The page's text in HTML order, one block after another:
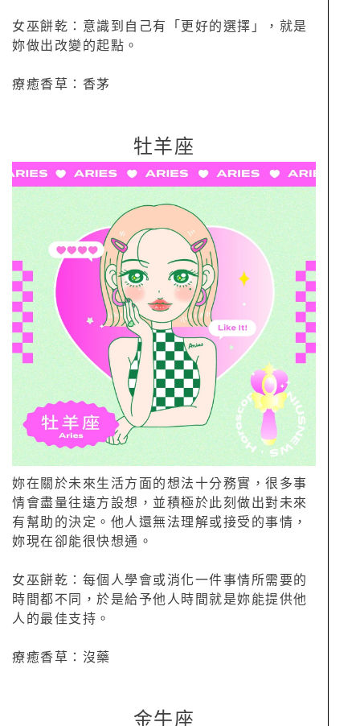
女巫餅乾：意識到自己有「更好的選擇」，就是
妳做出改變的起點。
療癒香草：香茅
牡羊座
妳在關於未來生活方面的想法十分務實，很多事
情會盡量往遠方設想，並積極於此刻做出對未來
有幫助的決定。他人還無法理解或接受的事情，
妳現在卻能很快想通。
女巫餅乾：每個人學會或消化一件事情所需要的
時間都不同，於是給予他人時間就是妳能提供他
人的最佳支持。
療癒香草：沒藥
金牛座